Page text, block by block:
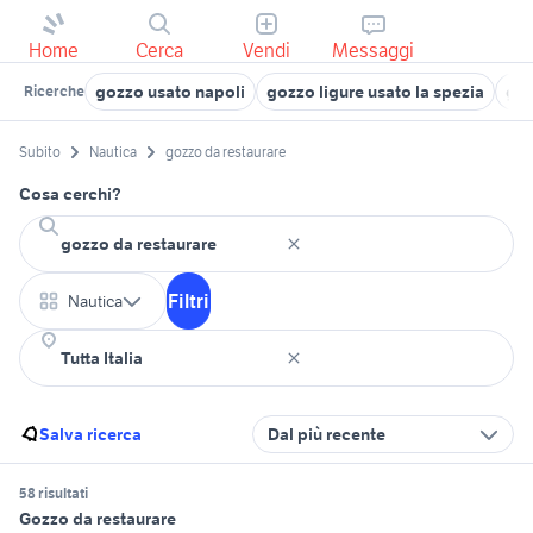
Home Cerca Vendi Messaggi
Ricerche gozzo usato napoli gozzo ligure usato la spezia
Subito Nautica gozzo da restaurare
Cosa cerchi?
Nautica Filtri
Salva ricerca Dal più recente
58 risultati
Gozzo da restaurare